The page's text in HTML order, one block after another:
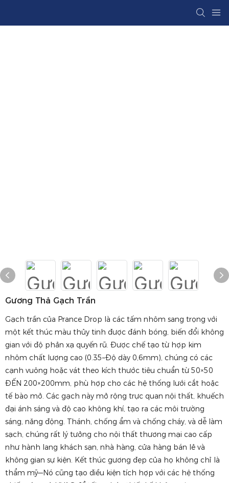
Gương Thả Gạch Trần
Gạch trần của Prance Drop là các tấm nhôm sang trọng với
một kết thúc màu thủy tinh được đánh bóng, biến đổi không
gian với độ phản xạ quyến rũ. Được chế tạo từ hợp kim
nhôm chất lượng cao (0.35–Độ dày 0,6mm), chúng có các
cạnh vuông hoặc vát theo kích thước tiêu chuẩn từ 50×50
ĐẾN 200×200mm, phù hợp cho các hệ thống lưới cắt hoặc
tế bào mở. Các gạch này mở rộng trực quan nội thất, khuếch
đại ánh sáng và độ cao không khí, tạo ra các môi trường
sáng, năng động. Thánh, chống ẩm và chống cháy, và dễ làm
sạch, chúng rất lý tưởng cho nội thất thương mại cao cấp
như hành lang khách sạn, nhà hàng, cửa hàng bán lẻ và
không gian sự kiện. Kết thúc gương đẹp của họ không chỉ là
thẩm mỹ—Nó cũng tạo điều kiện tích hợp với các hệ thống